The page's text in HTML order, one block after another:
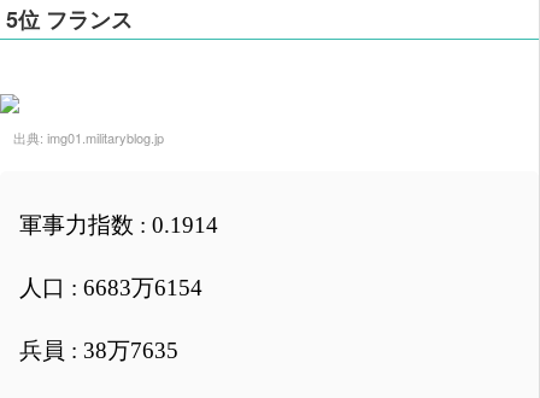
5位 フランス
出典: img01.militaryblog.jp
軍事力指数 : 0.1914
人口 : 6683万6154
兵員 : 38万7635